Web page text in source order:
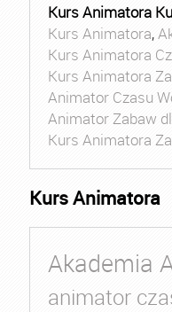
Kurs Animatora
Kurs Animatora,
Kurs Animatora
Kurs Animatora
Animator Czasu
Animator Zabaw
Kurs Animatora
Kurs Animatora
Akademia
animator